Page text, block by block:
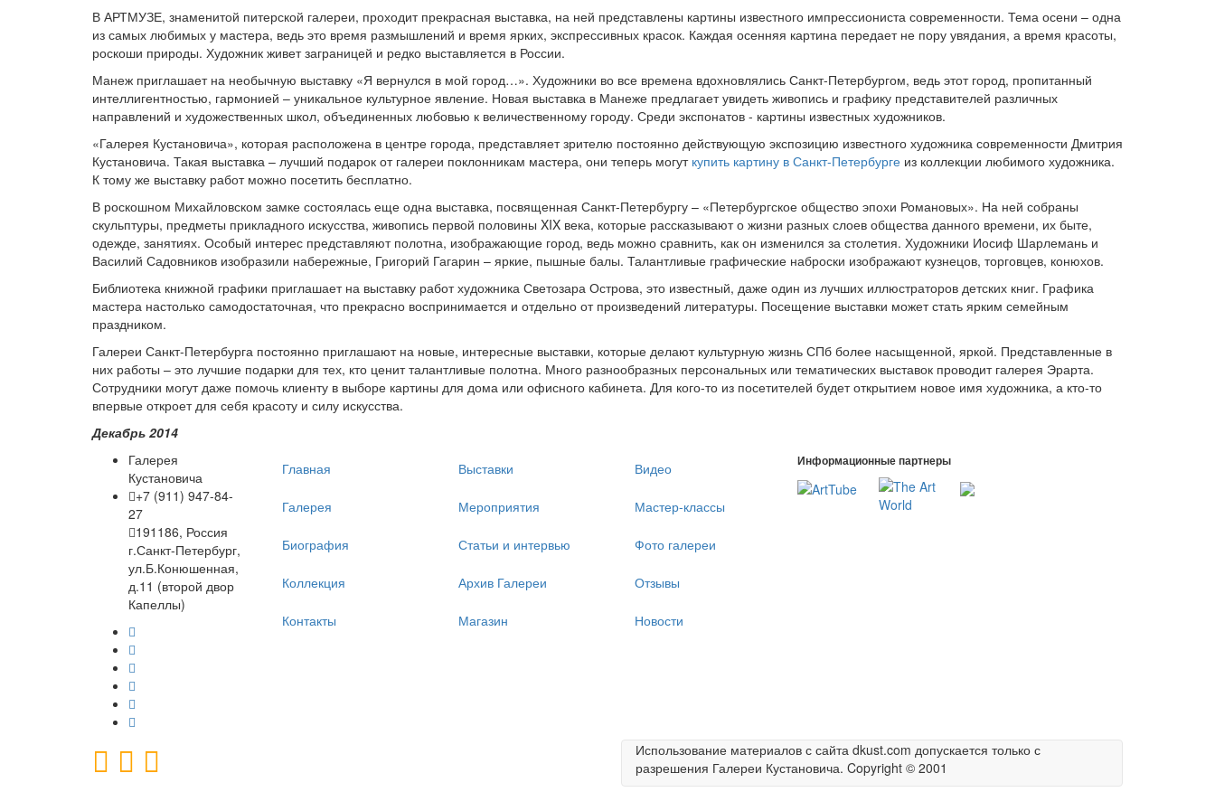
В АРТМУЗЕ, знаменитой питерской галереи, проходит прекрасная выставка, на ней представлены картины известного импрессиониста современности. Тема осени – одна
из самых любимых у мастера, ведь это время размышлений и время ярких, экспрессивных красок. Каждая осенняя картина передает не пору увядания, а время красоты,
роскоши природы. Художник живет заграницей и редко выставляется в России.
Манеж приглашает на необычную выставку «Я вернулся в мой город…». Художники во все времена вдохновлялись Санкт-Петербургом, ведь этот город, пропитанный
интеллигентностью, гармонией – уникальное культурное явление. Новая выставка в Манеже предлагает увидеть живопись и графику представителей различных
направлений и художественных школ, объединенных любовью к величественному городу. Среди экспонатов - картины известных художников.
«Галерея Кустановича», которая расположена в центре города, представляет зрителю постоянно действующую экспозицию известного художника современности Дмитрия
Кустановича. Такая выставка – лучший подарок от галереи поклонникам мастера, они теперь могут купить картину в Санкт-Петербурге из коллекции любимого художника.
К тому же выставку работ можно посетить бесплатно.
В роскошном Михайловском замке состоялась еще одна выставка, посвященная Санкт-Петербургу – «Петербургское общество эпохи Романовых». На ней собраны
скульптуры, предметы прикладного искусства, живопись первой половины XIX века, которые рассказывают о жизни разных слоев общества данного времени, их быте,
одежде, занятиях. Особый интерес представляют полотна, изображающие город, ведь можно сравнить, как он изменился за столетия. Художники Иосиф Шарлемань и
Василий Садовников изобразили набережные, Григорий Гагарин – яркие, пышные балы. Талантливые графические наброски изображают кузнецов, торговцев, конюхов.
Библиотека книжной графики приглашает на выставку работ художника Светозара Острова, это известный, даже один из лучших иллюстраторов детских книг. Графика
мастера настолько самодостаточная, что прекрасно воспринимается и отдельно от произведений литературы. Посещение выставки может стать ярким семейным
праздником.
Галереи Санкт-Петербурга постоянно приглашают на новые, интересные выставки, которые делают культурную жизнь СПб более насыщенной, яркой. Представленные в
них работы – это лучшие подарки для тех, кто ценит талантливые полотна. Много разнообразных персональных или тематических выставок проводит галерея Эрарта.
Сотрудники могут даже помочь клиенту в выборе картины для дома или офисного кабинета. Для кого-то из посетителей будет открытием новое имя художника, а кто-то
впервые откроет для себя красоту и силу искусства.
Декабрь 2014
Галерея
Кустановича
+7 (911) 947-84-
27
191186, Россия
г.Санкт-Петербург,
ул.Б.Конюшенная,
д.11 (второй двор
Капеллы)
Главная
Галерея
Биография
Коллекция
Контакты
Выставки
Мероприятия
Статьи и интервью
Архив Галереи
Магазин
Видео
Мастер-классы
Фото галереи
Отзывы
Новости
Информационные партнеры
Использование материалов с сайта dkust.com допускается только с
разрешения Галереи Кустановича. Copyright © 2001